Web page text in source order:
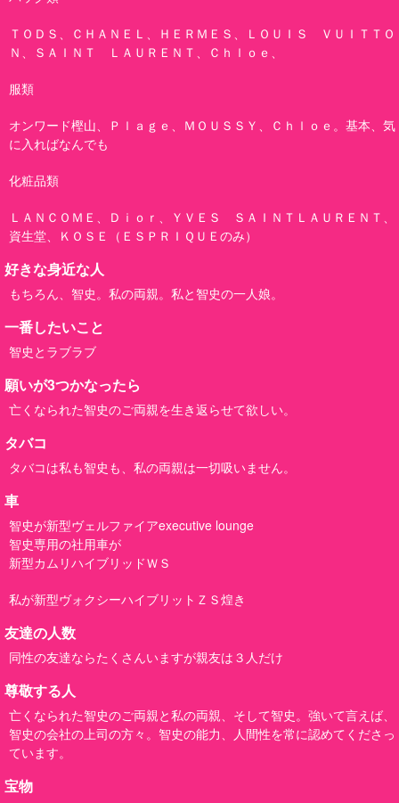
ＴＯＤＳ、ＣＨＡＮＥＬ、ＨＥＲＭＥＳ、ＬＯＵＩＳ ＶＵＩＴＴＯ
Ｎ、ＳＡＩＮＴ ＬＡＵＲＥＮＴ、Ｃｈｌｏｅ、
服類
オンワード樫山、Ｐｌａｇｅ、ＭＯＵＳＳＹ、Ｃｈｌｏｅ。基本、気
に入ればなんでも
化粧品類
ＬＡＮＣＯＭＥ、Ｄｉｏｒ、ＹＶＥＳ ＳＡＩＮＴＬＡＵＲＥＮＴ、
資生堂、ＫＯＳＥ（ＥＳＰＲＩＱＵＥのみ）
好きな身近な人
もちろん、智史。私の両親。私と智史の一人娘。
一番したいこと
智史とラブラブ
願いが3つかなったら
亡くなられた智史のご両親を生き返らせて欲しい。
タバコ
タバコは私も智史も、私の両親は一切吸いません。
車
智史が新型ヴェルファイアexecutive lounge
智史専用の社用車が
新型カムリハイブリッドＷＳ
私が新型ヴォクシーハイブリットＺＳ煌き
友達の人数
同性の友達ならたくさんいますが親友は３人だけ
尊敬する人
亡くなられた智史のご両親と私の両親、そして智史。強いて言えば、
智史の会社の上司の方々。智史の能力、人間性を常に認めてくださっ
ています。
宝物